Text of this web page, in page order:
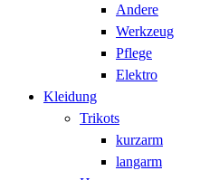
Andere
Werkzeug
Pflege
Elektro
Kleidung
Trikots
kurzarm
langarm